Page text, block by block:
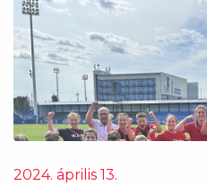
2024. április 13.